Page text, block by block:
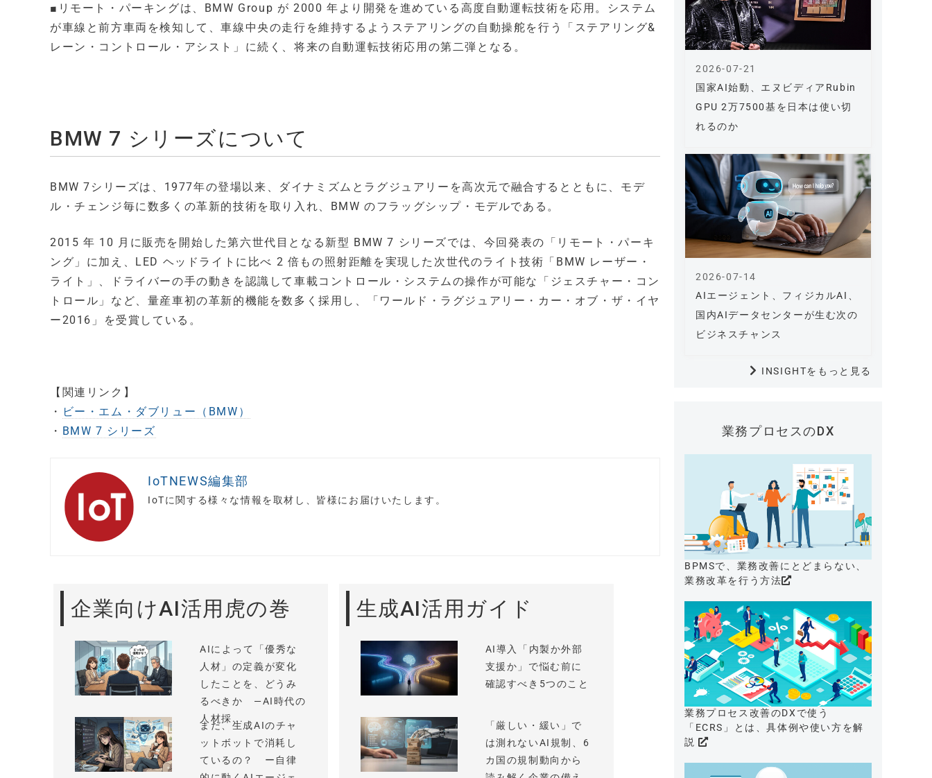
■リモート・パーキングは、BMW Group が 2000 年より開発を進めている高度自動運転技術を応用。システム
が車線と前方車両を検知して、車線中央の走行を維持するようステアリングの自動操舵を行う「ステアリング&
レーン・コントロール・アシスト」に続く、将来の自動運転技術応用の第二弾となる。
BMW 7 シリーズについて
BMW 7シリーズは、1977年の登場以来、ダイナミズムとラグジュアリーを高次元で融合するとともに、モデ
ル・チェンジ毎に数多くの革新的技術を取り入れ、BMW のフラッグシップ・モデルである。
2015 年 10 月に販売を開始した第六世代目となる新型 BMW 7 シリーズでは、今回発表の「リモート・パーキ
ング」に加え、LED ヘッドライトに比べ 2 倍もの照射距離を実現した次世代のライト技術「BMW レーザー・
ライト」、ドライバーの手の動きを認識して車載コントロール・システムの操作が可能な「ジェスチャー・コン
トロール」など、量産車初の革新的機能を数多く採用し、「ワールド・ラグジュアリー・カー・オブ・ザ・イヤ
ー2016」を受賞している。
【関連リンク】
・ ビー・エム・ダブリュー（BMW）
・ BMW 7 シリーズ
IoTNEWS編集部
IoTに関する様々な情報を取材し、皆様にお届けいたします。
企業向けAI活用虎の巻
AIによって「優秀な
人材」の定義が変化
したことを、どうみ
るべきか —AI時代の
人材採...
まだ、生成AIのチャ
ットボットで消耗し
ているの？ ー自律
生成AI活用ガイド
AI導入「内製か外部
支援か」で悩む前に
確認すべき5つのこと
「厳しい・緩い」で
は測れないAI規制、6
カ国の規制動向から
国家AI始動、エヌビディアRubin
GPU 2万7500基を日本は使い切
れるのか
2026-07-21
AIエージェント、フィジカルAI、
国内AIデータセンターが生む次の
ビジネスチャンス
2026-07-14
INSIGHTをもっと見る
業務プロセスのDX
BPMSで、業務改善にとどまらない、
業務改革を行う方法
業務プロセス改善のDXで使う
「ECRS」とは、具体例や使い方を解
説